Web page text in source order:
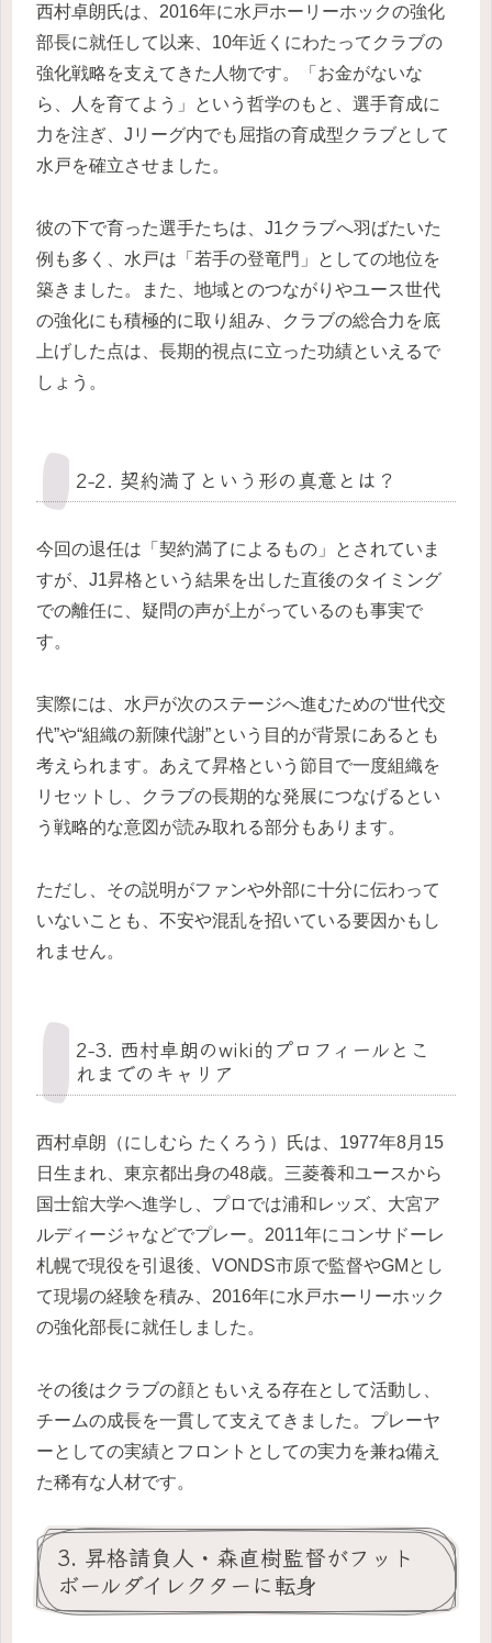
西村卓朗氏は、2016年に水戸ホーリーホックの強化
部長に就任して以来、10年近くにわたってクラブの
強化戦略を支えてきた人物です。「お金がないな
ら、人を育てよう」という哲学のもと、選手育成に
力を注ぎ、Jリーグ内でも屈指の育成型クラブとして
水戸を確立させました。
彼の下で育った選手たちは、J1クラブへ羽ばたいた
例も多く、水戸は「若手の登竜門」としての地位を
築きました。また、地域とのつながりやユース世代
の強化にも積極的に取り組み、クラブの総合力を底
上げした点は、長期的視点に立った功績といえるで
しょう。
2-2. 契約満了という形の真意とは？
今回の退任は「契約満了によるもの」とされていま
すが、J1昇格という結果を出した直後のタイミング
での離任に、疑問の声が上がっているのも事実で
す。
実際には、水戸が次のステージへ進むための“世代交
代”や“組織の新陳代謝”という目的が背景にあるとも
考えられます。あえて昇格という節目で一度組織を
リセットし、クラブの長期的な発展につなげるとい
う戦略的な意図が読み取れる部分もあります。
ただし、その説明がファンや外部に十分に伝わって
いないことも、不安や混乱を招いている要因かもし
れません。
2-3. 西村卓朗のwiki的プロフィールとこ
れまでのキャリア
西村卓朗（にしむら たくろう）氏は、1977年8月15
日生まれ、東京都出身の48歳。三菱養和ユースから
国士舘大学へ進学し、プロでは浦和レッズ、大宮ア
ルディージャなどでプレー。2011年にコンサドーレ
札幌で現役を引退後、VONDS市原で監督やGMとし
て現場の経験を積み、2016年に水戸ホーリーホック
の強化部長に就任しました。
その後はクラブの顔ともいえる存在として活動し、
チームの成長を一貫して支えてきました。プレーヤ
ーとしての実績とフロントとしての実力を兼ね備え
た稀有な人材です。
3. 昇格請負人・森直樹監督がフット
ボールダイレクターに転身